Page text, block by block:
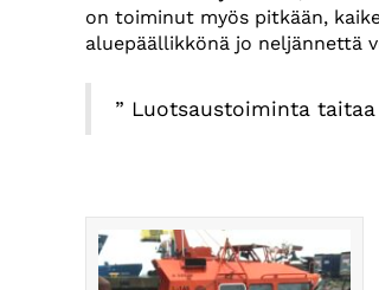
on toiminut myös pitkään,
aluepäällikkönä jo neljännettä
” Luotsaustoiminta